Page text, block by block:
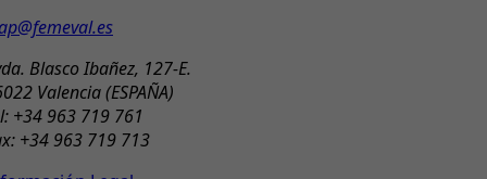
Blasco Ibañez, 127-E.
Valencia (ESPAÑA)
+34 963 719 761
+34 963 719 713